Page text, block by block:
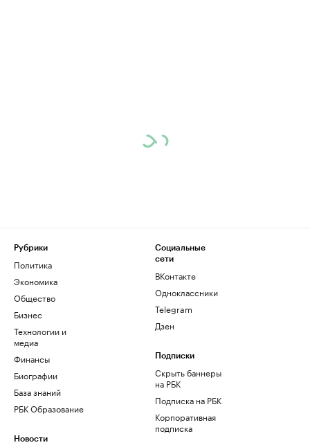
Рубрики
Политика
Экономика
Общество
Бизнес
Технологии и
медиа
Финансы
Биографии
База знаний
РБК Образование
Новости
Социальные
сети
ВКонтакте
Одноклассники
Telegram
Дзен
Подписки
Скрыть баннеры
на РБК
Подписка на РБК
Корпоративная
подписка